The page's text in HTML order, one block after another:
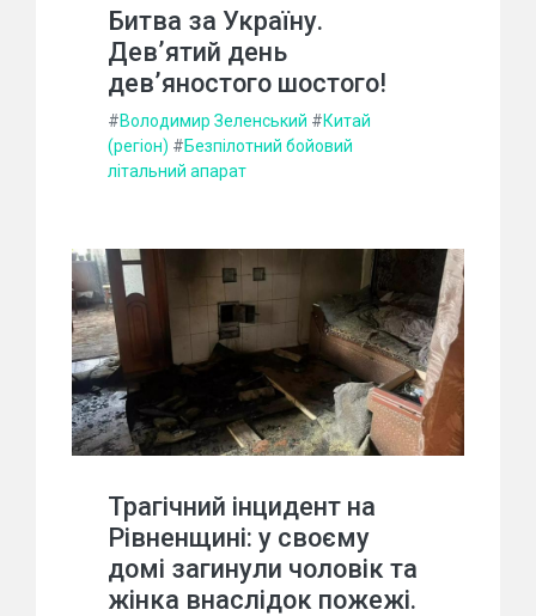
Битва за Україну.
Дев’ятий день
дев’яностого шостого!
#Володимир Зеленський #Китай
(регіон) #Безпілотний бойовий
літальний апарат
Трагічний інцидент на
Рівненщині: у своєму
домі загинули чоловік та
жінка внаслідок пожежі.